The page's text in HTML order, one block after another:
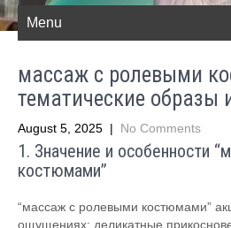
Menu
массаж с ролевыми
тематические образы
August 5, 2025 | No Comments
1. Значение и особенности
костюмами”
“массаж с ролевыми костюмами”
ощущениях: деликатные